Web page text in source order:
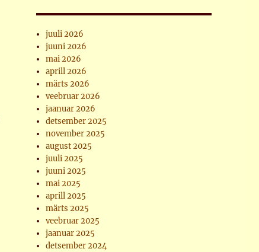
juuli 2026
juuni 2026
mai 2026
aprill 2026
märts 2026
veebruar 2026
jaanuar 2026
detsember 2025
november 2025
august 2025
juuli 2025
juuni 2025
mai 2025
aprill 2025
märts 2025
veebruar 2025
jaanuar 2025
detsember 2024